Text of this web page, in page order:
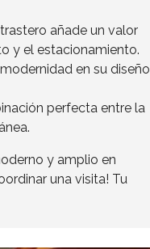
añade un valor
y el estacionamiento.
en su diseño
perfecta entre la
y amplio en
una visita! Tu